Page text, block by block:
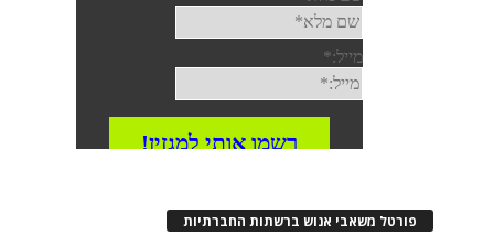
פורטל משאבי אנוש ברשתות החברתיות